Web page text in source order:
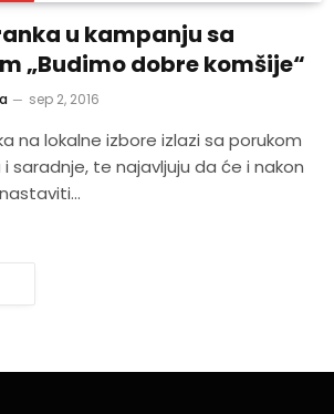
u kampanju sa
„Budimo dobre komšije“
sep 2, 2016
na lokalne izbore izlazi sa porukom
saradnje, te najavljuju da će i nakon